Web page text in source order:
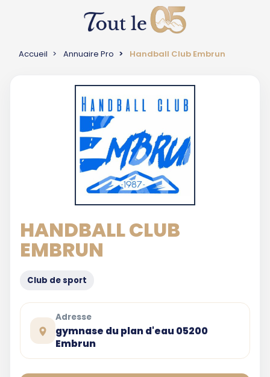
Accueil Annuaire Pro Handball Club Embrun
HANDBALL CLUB
EMBRUN
Club de sport
Adresse
gymnase du plan d'eau 05200
Embrun